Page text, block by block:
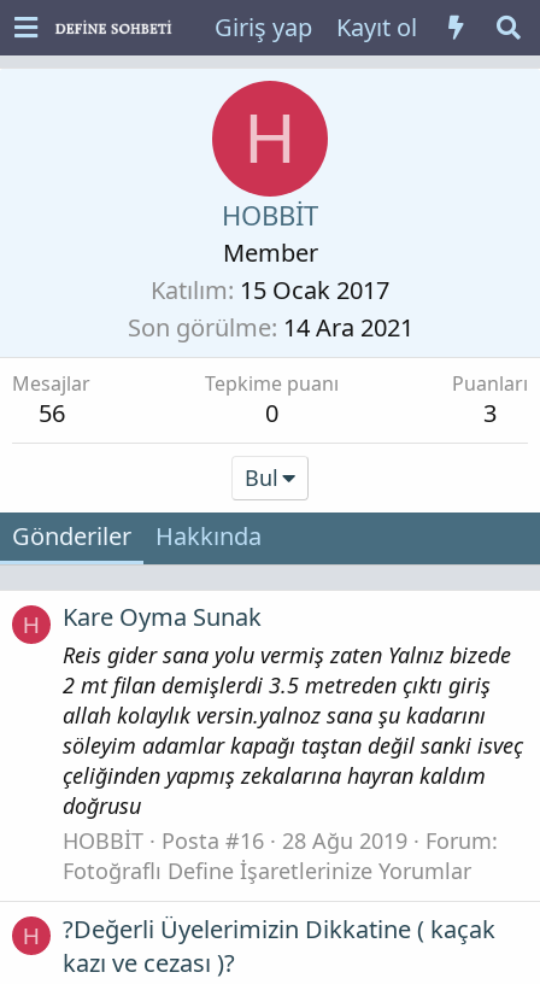
Giriş yap Kayıt ol
H
HOBBİT
Member
Katılım 15 Ocak 2017
Son görülme 14 Ara 2021
Mesajlar
56
Tepkime puanı
0
Puanları
3
Bul
Gönderiler Hakkında
H Kare Oyma Sunak
Reis gider sana yolu vermiş zaten Yalnız bizede
2 mt filan demişlerdi 3.5 metreden çıktı giriş
allah kolaylık versin.yalnoz sana şu kadarını
söleyim adamlar kapağı taştan değil sanki isveç
çeliğinden yapmış zekalarına hayran kaldım
doğrusu
HOBBİT
Posta #16 28 Ağu 2019
Forum:
Fotoğraflı Define İşaretlerinize Yorumlar
H
?Değerli Üyelerimizin Dikkatine ( kaçak
kazı ve cezası )?